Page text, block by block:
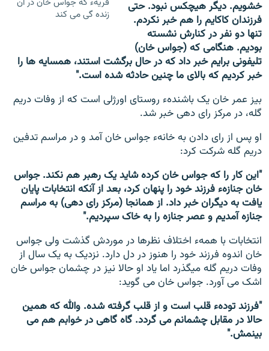
زنده گی می کند
خشویم. دیگر هیچکس نبود. حتی
فرزندان کاکایم را هم خبر نکردم.
تنها دو نفر در کنارش نشسته
بودیم. هنگامی که (جواس خان)
تلیفونی برایم خبر داد که در حال برگشت استند، همسایه ها را
خبر کردیم که بالای ما چنین حادثه شده است."
بیز عمر خان یک باشندهء روستای اورژلی است که از وفات دریم
گله، در مرکز رای دهی خبر شد.
او پس از رای دادن به خانهء جواس خان آمد و در مراسم تدفین
دریم گله شرکت کرد:
"این کار را که جواس خان کرده شاید یک رهبر هم نکند. جواس
خان جنازهء فرزند خود را پنهان کرد، بعد از آنکه انتخابات پایان
یافت به دیگران خبر داد. از همانجا (مرکز رای دهی) به مراسم
جنازه آمدیم و عصر جنازه را به خاک سپردیم."
انتخابات با همهء اختلاف نظرها در موردش گذشت ولی جواس
خان اندوه فرزند خود را هنوز در دل دارد. نزدیک به یک سال از
وفات دریم گله میگذرد اما یاد او حالا نیز در چشمان جواس خان
اشک می آورد. جواس خانمی گوید:
"فرزند تودهء قلب است و از قلب گرفته شده. والله که همین
حالا در مقابل چشمانم می گردد. گاه گاهی در خوابم هم می
بینمش."